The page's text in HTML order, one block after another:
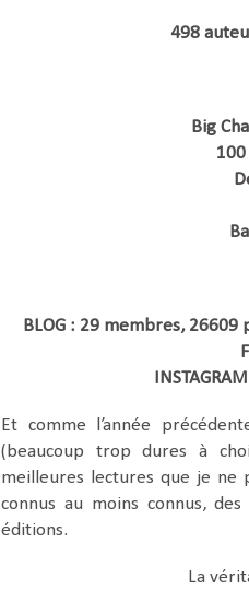
498
Big
BLOG : 29 membres,
Et comme l’année
(beaucoup trop dures à
meilleures lectures que je ne
connus au moins connus,
éditions.
La